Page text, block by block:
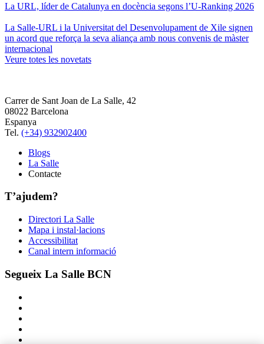
La URL, líder de Catalunya en docència segons l’U-Ranking 2026
La Salle-URL i la Universitat del Desenvolupament de Xile signen
un acord que reforça la seva aliança amb nous convenis de màster
internacional
Veure totes les novetats
Carrer de Sant Joan de La Salle, 42
08022 Barcelona
Espanya
Tel. (+34) 932902400
Blogs
La Salle
Contacte
T’ajudem?
Directori La Salle
Mapa i instal·lacions
Accessibilitat
Canal intern informació
Segueix La Salle BCN